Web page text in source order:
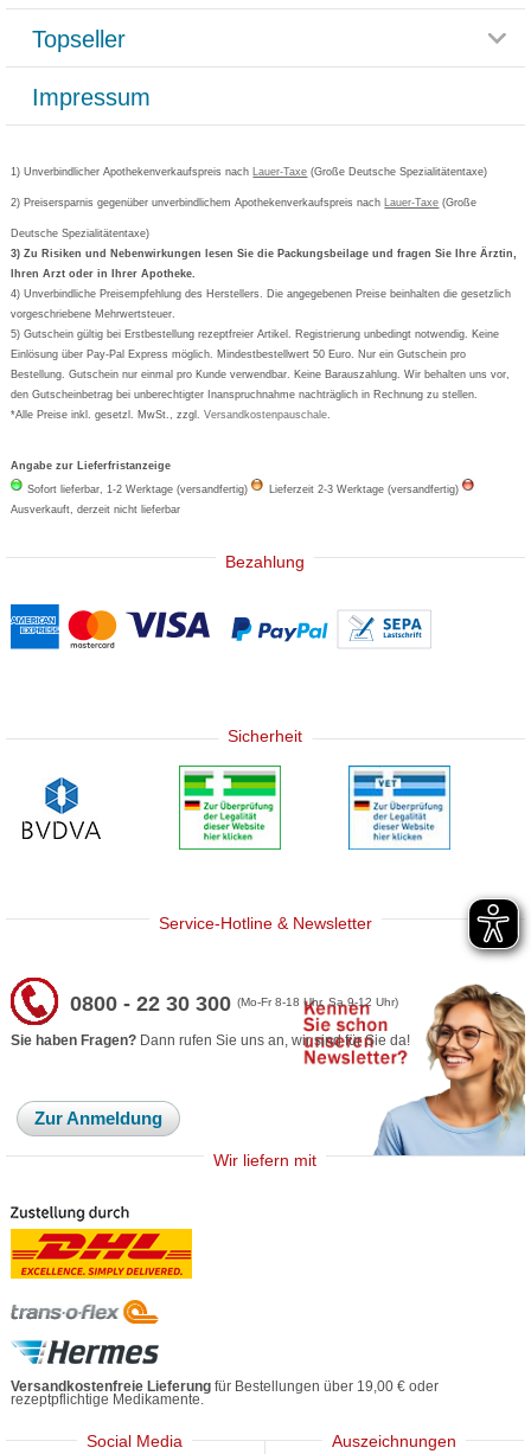
Datenschutz
AGB
Cookie-Einstellungen
Vertrag widerrufen
Paketlieferstatus
Versandkosten
Bestellschein ausfüllen
Newsletteranmeldung
Rezeptlieferung
Bonusprogramm
Gutschein und Rabatte
Kundenbewertung
Topseller
Grippostad
Bepanthen
Formoline
Wick
Eucerin
Basica
Impressum
1) Unverbindlicher Apothekenverkaufspreis nach Lauer-Taxe (Große Deutsche Spezialitätentaxe)
2) Preisersparnis gegenüber unverbindlichem Apothekenverkaufspreis nach Lauer-Taxe (Große
Deutsche Spezialitätentaxe)
3) Zu Risiken und Nebenwirkungen lesen Sie die Packungsbeilage und fragen Sie Ihre Ärztin,
Ihren Arzt oder in Ihrer Apotheke.
4) Unverbindliche Preisempfehlung des Herstellers. Die angegebenen Preise beinhalten die gesetzlich
vorgeschriebene Mehrwertsteuer.
5) Gutschein gültig bei Erstbestellung rezeptfreier Artikel. Registrierung unbedingt notwendig. Keine
Einlösung über Pay-Pal Express möglich. Mindestbestellwert 50 Euro. Nur ein Gutschein pro
Bestellung. Gutschein nur einmal pro Kunde verwendbar. Keine Barauszahlung. Wir behalten uns vor,
den Gutscheinbetrag bei unberechtigter Inanspruchnahme nachträglich in Rechnung zu stellen.
*Alle Preise inkl. gesetzl. MwSt., zzgl.Versandkostenpauschale
Angabe zur Lieferfristanzeige
Sofort lieferbar, 1-2 Werktage (versandfertig)
Lieferzeit 2-3 Werktage (versandfertig)
Ausverkauft, derzeit nicht lieferbar
Bezahlung
Sicherheit
Service-Hotline & Newsletter
0800 - 22 30 300(Mo-Fr 8-18 Uhr, Sa 9-12 Uhr)
Sie haben Fragen? Dann rufen Sie uns an, wir sind für Sie da!
Zur Anmeldung
Wir liefern mit
Versandkostenfreie Lieferung für Bestellungen über 19,00 € oder
rezeptpflichtige Medikamente.
Social Media Auszeichnungen